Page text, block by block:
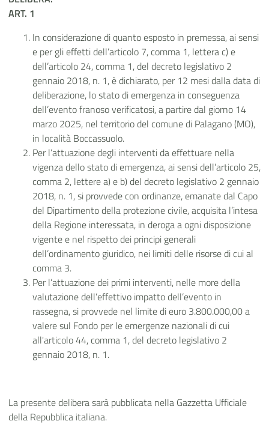
ART. 1
In considerazione di quanto esposto in premessa, ai sensi
e per gli effetti dell’articolo 7, comma 1, lettera c) e
dell’articolo 24, comma 1, del decreto legislativo 2
gennaio 2018, n. 1, è dichiarato, per 12 mesi dalla data di
deliberazione, lo stato di emergenza in conseguenza
dell’evento franoso verificatosi, a partire dal giorno 14
marzo 2025, nel territorio del comune di Palagano (MO),
in località Boccassuolo.
Per l’attuazione degli interventi da effettuare nella
vigenza dello stato di emergenza, ai sensi dell’articolo 25,
comma 2, lettere a) e b) del decreto legislativo 2 gennaio
2018, n. 1, si provvede con ordinanze, emanate dal Capo
del Dipartimento della protezione civile, acquisita l’intesa
della Regione interessata, in deroga a ogni disposizione
vigente e nel rispetto dei principi generali
dell’ordinamento giuridico, nei limiti delle risorse di cui al
comma 3.
Per l’attuazione dei primi interventi, nelle more della
valutazione dell’effettivo impatto dell’evento in
rassegna, si provvede nel limite dieuro 3.800.000,00a
valere sul Fondo per le emergenze nazionali di cui
all'articolo 44, comma 1, del decreto legislativo 2
gennaio 2018, n. 1.
La presente delibera sarà pubblicata nella Gazzetta Ufficiale
della Repubblica italiana.